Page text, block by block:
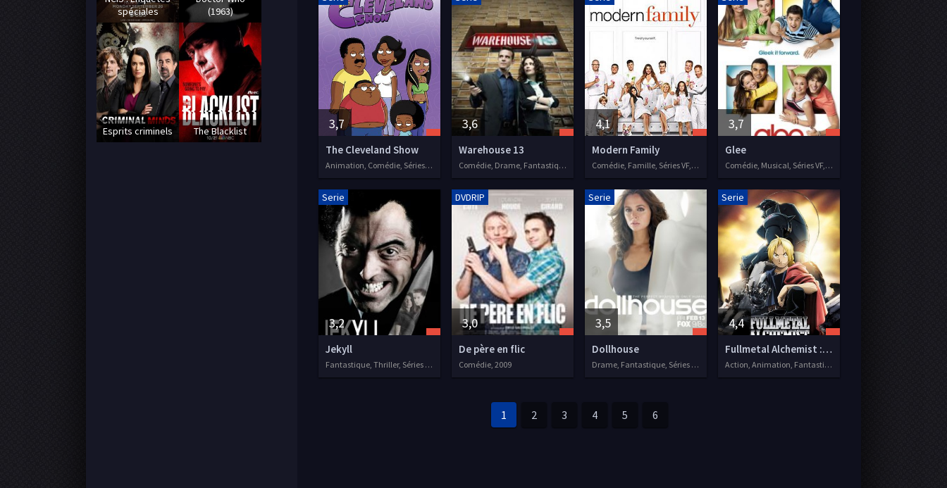
3,7
The Cleveland Show
Animation, Comédie, Séries VF, 2009
3,6
Warehouse 13
Comédie, Drame, Fantastique, Science fiction, Séries VF, 2009
4,1
Modern Family
Comédie, Famille, Séries VF, 2009
3,7
Glee
Comédie, Musical, Séries VF, 2009
3,2
Serie
Jekyll
Fantastique, Thriller, Séries VF, 2009
3,0
DVDRIP
De père en flic
Comédie, 2009
3,5
Serie
Dollhouse
Drame, Fantastique, Séries VF, 2009
4,4
Serie
Fullmetal Alchemist : Brotherhood
Action, Animation, Fantastique, Séries VF, 2009
1 2 3 4 5 6
spéciales
(1963)
Esprits criminels The Blacklist